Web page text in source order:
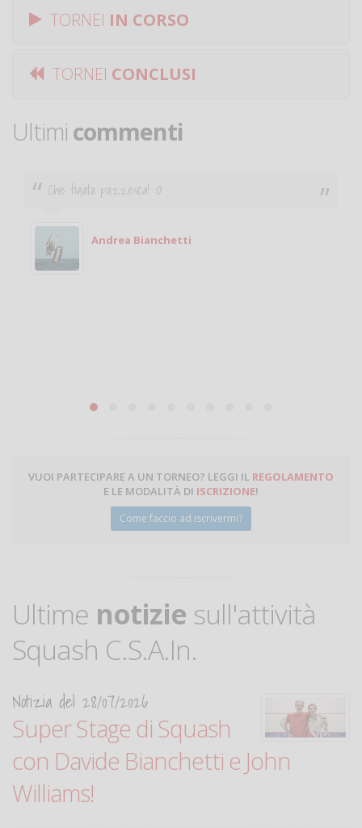
TORNEI IN CORSO
TORNEI CONCLUSI
Ultimi commenti
:O
Bianchetti
Ciao. Sono a
VUOI PARTECIPARE A UN TORNEO? LEGGI IL REGOLAMENTO
E LE MODALITÀ DI ISCRIZIONE!
Come faccio ad iscrivermi?
Ultime notizie sull'attività
Squash C.S.A.In.
Notizia del 28/07/2026
Super Stage di Squash
con Davide Bianchetti e John
Williams!